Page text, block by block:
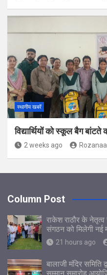
स्थानीय खबरें
विद्यार्थियों को स्कूल बैग
2 weeks ago
Column Post
राकेश राठौर के नेतृत्व
संगठन को मिलेगी नई
21 hours ago
बालाजी मंदिर समिति